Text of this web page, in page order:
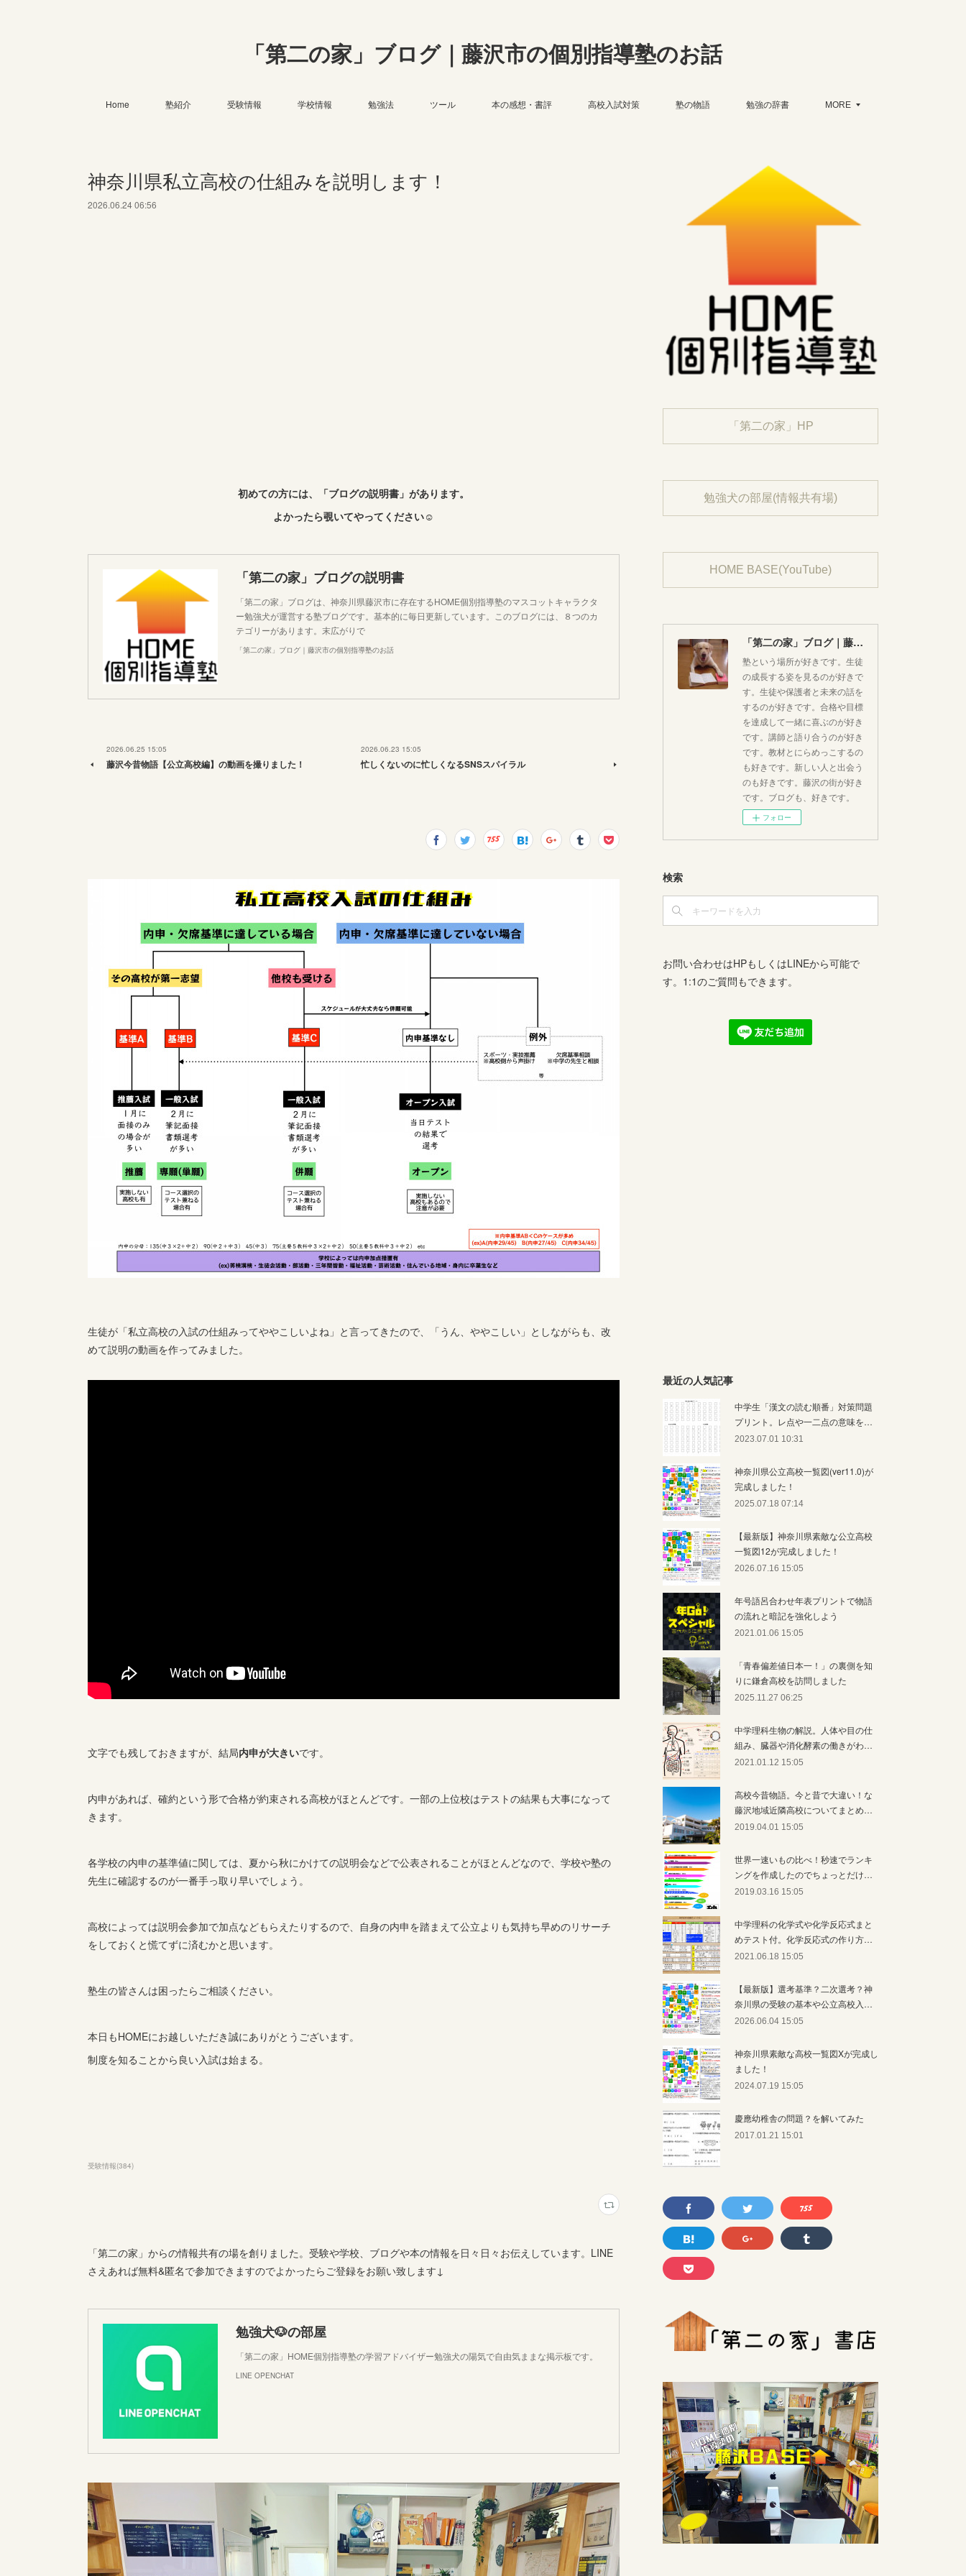
「第二の家」ブログ｜藤沢市の個別指導塾のお話
Home 塾紹介 受験情報 学校情報 勉強法 ツール 本の感想・書評 高校入試対策 塾の物語 勉強の辞書 MORE
神奈川県私立高校の仕組みを説明します！
2026.06.24 06:56
初めての方には、「ブログの説明書」があります。
よかったら覗いてやってください☺︎
「第二の家」ブログの説明書
「第二の家」ブログは、神奈川県藤沢市に存在するHOME個別指導塾のマスコットキャラクタ
ー勉強犬が運営する塾ブログです。基本的に毎日更新しています。このブログには、８つのカ
テゴリーがあります。末広がりで
「第二の家」ブログ｜藤沢市の個別指導塾のお話
2026.06.25 15:05
藤沢今昔物語【公立高校編】の動画を撮りました！
2026.06.23 15:05
忙しくないのに忙しくなるSNSスパイラル
生徒が「私立高校の入試の仕組みってややこしいよね」と言ってきたので、「うん、ややこしい」としながらも、改
めて説明の動画を作ってみました。
文字でも残しておきますが、結局内申が大きいです。
内申があれば、確約という形で合格が約束される高校がほとんどです。一部の上位校はテストの結果も大事になって
きます。
各学校の内申の基準値に関しては、夏から秋にかけての説明会などで公表されることがほとんどなので、学校や塾の
先生に確認するのが一番手っ取り早いでしょう。
高校によっては説明会参加で加点などもらえたりするので、自身の内申を踏まえて公立よりも気持ち早めのリサーチ
をしておくと慌てずに済むかと思います。
塾生の皆さんは困ったらご相談ください。
本日もHOMEにお越しいただき誠にありがとうございます。
制度を知ることから良い入試は始まる。
受験情報(384)
「第二の家」からの情報共有の場を創りました。受験や学校、ブログや本の情報を日々日々お伝えしています。LINE
さえあれば無料&匿名で参加できますのでよかったらご登録をお願い致します↓
勉強犬🐶の部屋
「第二の家」HOME個別指導塾の学習アドバイザー勉強犬の陽気で自由気ままな掲示板です。
LINE OPENCHAT
「第二の家」HP
勉強犬の部屋(情報共有場)
HOME BASE(YouTube)
「第二の家」ブログ｜藤沢市の個別指導塾のお話
塾という場所が好きです。生徒
の成長する姿を見るのが好きで
す。生徒や保護者と未来の話を
するのが好きです。合格や目標
を達成して一緒に喜ぶのが好き
です。講師と語り合うのが好き
です。教材とにらめっこするの
も好きです。新しい人と出会う
のも好きです。藤沢の街が好き
です。ブログも、好きです。
フォロー
検索
お問い合わせはHPもしくはLINEから可能で
す。1:1のご質問もできます。
最近の人気記事
中学生「漢文の読む順番」対策問題
プリント。レ点や一二点の意味を…
2023.07.01 10:31
神奈川県公立高校一覧図(ver11.0)が
完成しました！
2025.07.18 07:14
【最新版】神奈川県素敵な公立高校
一覧図12が完成しました！
2026.07.16 15:05
年号語呂合わせ年表プリントで物語
の流れと暗記を強化しよう
2021.01.06 15:05
「青春偏差値日本一！」の裏側を知
りに鎌倉高校を訪問しました
2025.11.27 06:25
中学理科生物の解説。人体や目の仕
組み、臓器や消化酵素の働きがわ…
2021.01.12 15:05
高校今昔物語。今と昔で大違い！な
藤沢地域近隣高校についてまとめ…
2019.04.01 15:05
世界一速いもの比べ！秒速でランキ
ングを作成したのでちょっとだけ…
2019.03.16 15:05
中学理科の化学式や化学反応式まと
めテスト付。化学反応式の作り方…
2021.06.18 15:05
【最新版】選考基準？二次選考？神
奈川県の受験の基本や公立高校入…
2026.06.04 15:05
神奈川県素敵な高校一覧図Xが完成し
ました！
2024.07.19 15:05
慶應幼稚舎の問題？を解いてみた
2017.01.21 15:01